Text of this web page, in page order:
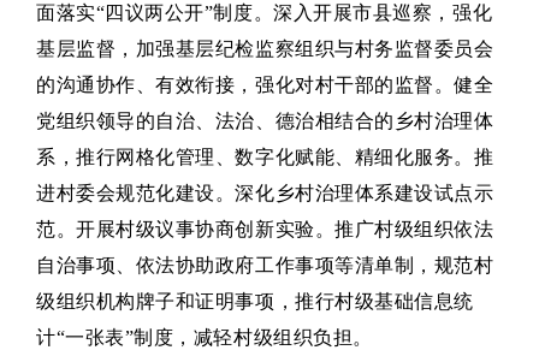
面落实“四议两公开”制度。深入开展市县巡察，强化
基层监督，加强基层纪检监察组织与村务监督委员会
的沟通协作、有效衔接，强化对村干部的监督。健全
党组织领导的自治、法治、德治相结合的乡村治理体
系，推行网格化管理、数字化赋能、精细化服务。推
进村委会规范化建设。深化乡村治理体系建设试点示
范。开展村级议事协商创新实验。推广村级组织依法
自治事项、依法协助政府工作事项等清单制，规范村
级组织机构牌子和证明事项，推行村级基础信息统
计“一张表”制度，减轻村级组织负担。